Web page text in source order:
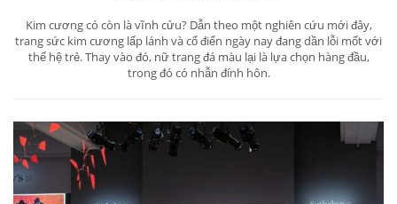
Kim cương có còn là vĩnh cửu? Dẫn theo một nghiên cứu mới đây,
trang sức kim cương lấp lánh và cổ điển ngày nay đang dần lỗi mốt với
thế hệ trẻ. Thay vào đó, nữ trang đá màu lại là lựa chọn hàng đầu,
trong đó có nhẫn đính hôn.